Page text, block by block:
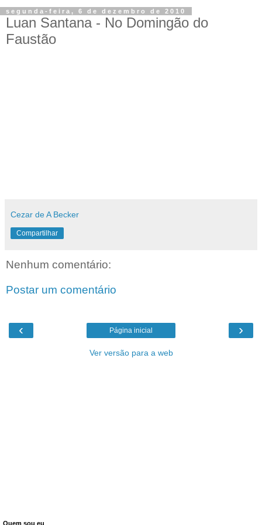
segunda-feira, 6 de dezembro de 2010
Luan Santana - No Domingão do
Faustão
Cezar de A Becker
Compartilhar
Nenhum comentário:
Postar um comentário
‹ ›
Página inicial
Ver versão para a web
Quem sou eu